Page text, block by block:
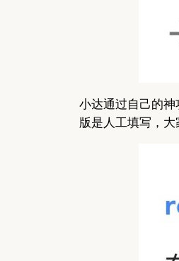
小达通过自己的
版是人工填写，大